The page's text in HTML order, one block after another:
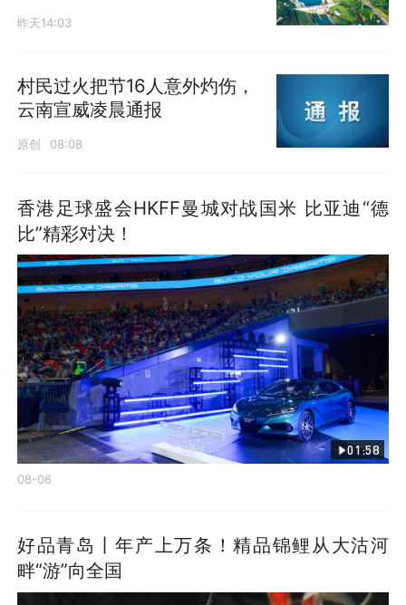
昨天14:03
村民过火把节16人意外灼伤，
云南宣威凌晨通报
原创 08:08
香港足球盛会HKFF曼城对战国米 比亚迪“德
比”精彩对决！
01:58
08-06
好品青岛丨年产上万条！精品锦鲤从大沽河
畔“游”向全国